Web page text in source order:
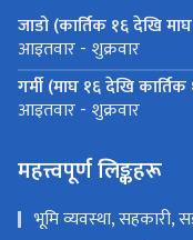
जाडो (कार्तिक १६ देखि
आइतवार - शुक्रवार
गर्मी (माघ १६ देखि
आइतवार - शुक्रवार
महत्त्वपूर्ण लिङ्कहरू
भूमि व्यवस्था, सहकारी,